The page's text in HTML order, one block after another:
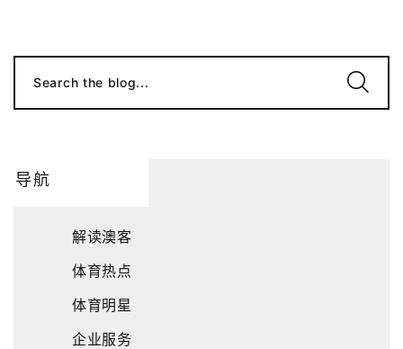
Search the blog...
导航
解读澳客
体育热点
体育明星
企业服务